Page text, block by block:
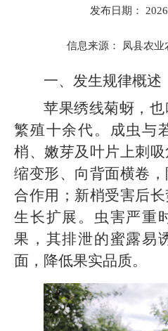
发布日期：
信息来源： 凤县农业
一、发生规律概述
苹果绣线菊蚜，
繁殖十余代。成虫与
梢、嫩芽及叶片上刺
缩变形、向背面横卷
合作用；新梢受害后
生长扩展。虫害严重
果，其排泄的蜜露易
面，降低果实品质。